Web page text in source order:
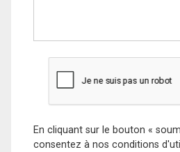
En cliquant sur le bouton «
consentez à nos conditions